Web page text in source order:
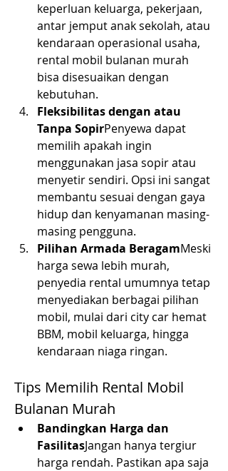
keperluan keluarga, pekerjaan,
antar jemput anak sekolah, atau
kendaraan operasional usaha,
rental mobil bulanan murah
bisa disesuaikan dengan
kebutuhan.
Fleksibilitas dengan atau
Tanpa SopirPenyewa dapat
memilih apakah ingin
menggunakan jasa sopir atau
menyetir sendiri. Opsi ini sangat
membantu sesuai dengan gaya
hidup dan kenyamanan masing-
masing pengguna.
Pilihan Armada BeragamMeski
harga sewa lebih murah,
penyedia rental umumnya tetap
menyediakan berbagai pilihan
mobil, mulai dari city car hemat
BBM, mobil keluarga, hingga
kendaraan niaga ringan.
Tips Memilih Rental Mobil
Bulanan Murah
Bandingkan Harga dan
FasilitasJangan hanya tergiur
harga rendah. Pastikan apa saja